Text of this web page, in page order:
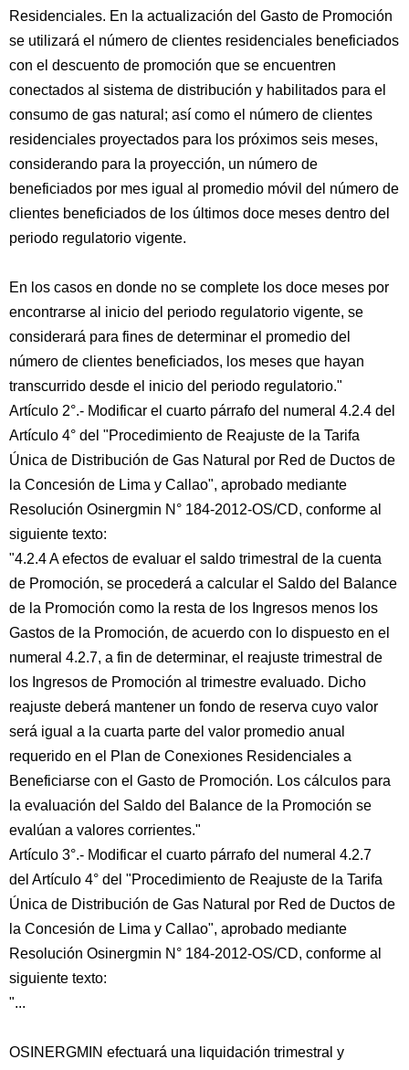
Residenciales. En la actualización del Gasto de Promoción
se utilizará el número de clientes residenciales beneficiados
con el descuento de promoción que se encuentren
conectados al sistema de distribución y habilitados para el
consumo de gas natural; así como el número de clientes
residenciales proyectados para los próximos seis meses,
considerando para la proyección, un número de
beneficiados por mes igual al promedio móvil del número de
clientes beneficiados de los últimos doce meses dentro del
periodo regulatorio vigente.
En los casos en donde no se complete los doce meses por
encontrarse al inicio del periodo regulatorio vigente, se
considerará para fines de determinar el promedio del
número de clientes beneficiados, los meses que hayan
transcurrido desde el inicio del periodo regulatorio."
Artículo 2°.- Modificar el cuarto párrafo del numeral 4.2.4 del
Artículo 4° del "Procedimiento de Reajuste de la Tarifa
Única de Distribución de Gas Natural por Red de Ductos de
la Concesión de Lima y Callao", aprobado mediante
Resolución Osinergmin N° 184-2012-OS/CD, conforme al
siguiente texto:
"4.2.4 A efectos de evaluar el saldo trimestral de la cuenta
de Promoción, se procederá a calcular el Saldo del Balance
de la Promoción como la resta de los Ingresos menos los
Gastos de la Promoción, de acuerdo con lo dispuesto en el
numeral 4.2.7, a fin de determinar, el reajuste trimestral de
los Ingresos de Promoción al trimestre evaluado. Dicho
reajuste deberá mantener un fondo de reserva cuyo valor
será igual a la cuarta parte del valor promedio anual
requerido en el Plan de Conexiones Residenciales a
Beneficiarse con el Gasto de Promoción. Los cálculos para
la evaluación del Saldo del Balance de la Promoción se
evalúan a valores corrientes."
Artículo 3°.- Modificar el cuarto párrafo del numeral 4.2.7
del Artículo 4° del "Procedimiento de Reajuste de la Tarifa
Única de Distribución de Gas Natural por Red de Ductos de
la Concesión de Lima y Callao", aprobado mediante
Resolución Osinergmin N° 184-2012-OS/CD, conforme al
siguiente texto:
"...
OSINERGMIN efectuará una liquidación trimestral y